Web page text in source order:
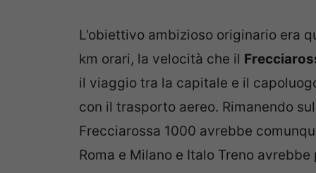
L’obiettivo ambizioso originario era
km orari, la velocità che il
il viaggio tra la capitale e il
con il trasporto aereo. Rimanendo
Frecciarossa 1000 avrebbe
Roma e Milano e Italo Treno